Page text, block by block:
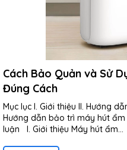
Cách Bảo Quản và Sử
Đúng Cách
Mục lục I. Giới thiệu II. Hướng
Hướng dẫn bảo trì máy hút ẩm
luận I. Giới thiệu Máy hút ẩm...